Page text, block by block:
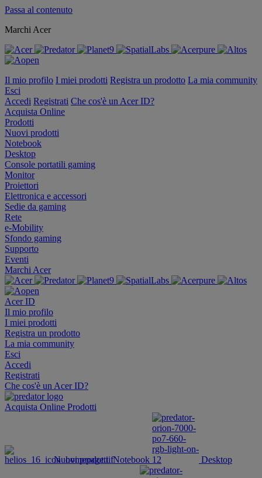
Passa al contenuto
Marchi Acer
Il mio profilo I miei prodotti Registra un prodotto La mia community
Esci
Accedi Registrati Che cos'è un Acer ID?
Acquista Online
Prodotti
Nuovi prodotti
Notebook
Desktop
Console portatili gaming
Monitor
Proiettori
Elettronica e accessori
Sedie da gaming
Rete
e-Mobility
Sfondo gaming
Supporto
Eventi
Marchi Acer
Acer ID
Il mio profilo
I miei prodotti
Registra un prodotto
La mia community
Esci
Accedi
Registrati
Che cos'è un Acer ID?
Acquista Online Prodotti
Nuovi prodotti Notebook Desktop